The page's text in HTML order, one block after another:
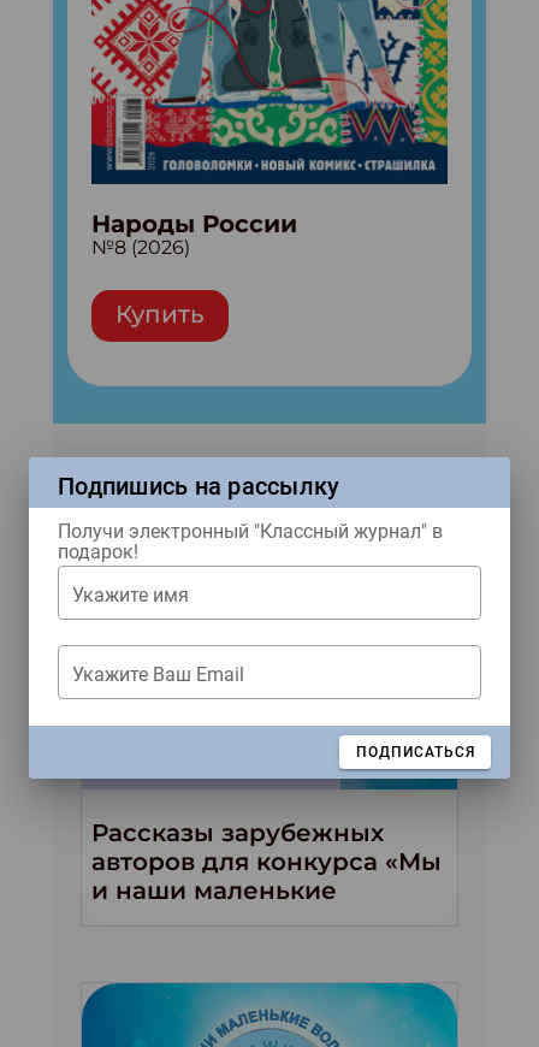
Народы России
№8 (2026)
Купить
материалы
Рассказы зарубежных
авторов для конкурса «Мы
и наши маленькие
волшебники!»
Подпишись на рассылку
Получи электронный "Классный журнал" в
подарок!
Укажите имя
Укажите Ваш Email
ПОДПИСАТЬСЯ